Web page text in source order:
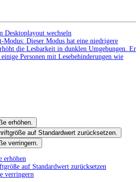
Desktoplayout wechseln
Modus: Dieser Modus hat eine niedrigere
die Lesbarkeit in dunklen Umgebungen. Er
Personen mit Lesebehinderungen wie
erhöhen.
auf Standardwert zurücksetzen.
verringern.
erhöhen
auf Standardwert zurücksetzen
verringern